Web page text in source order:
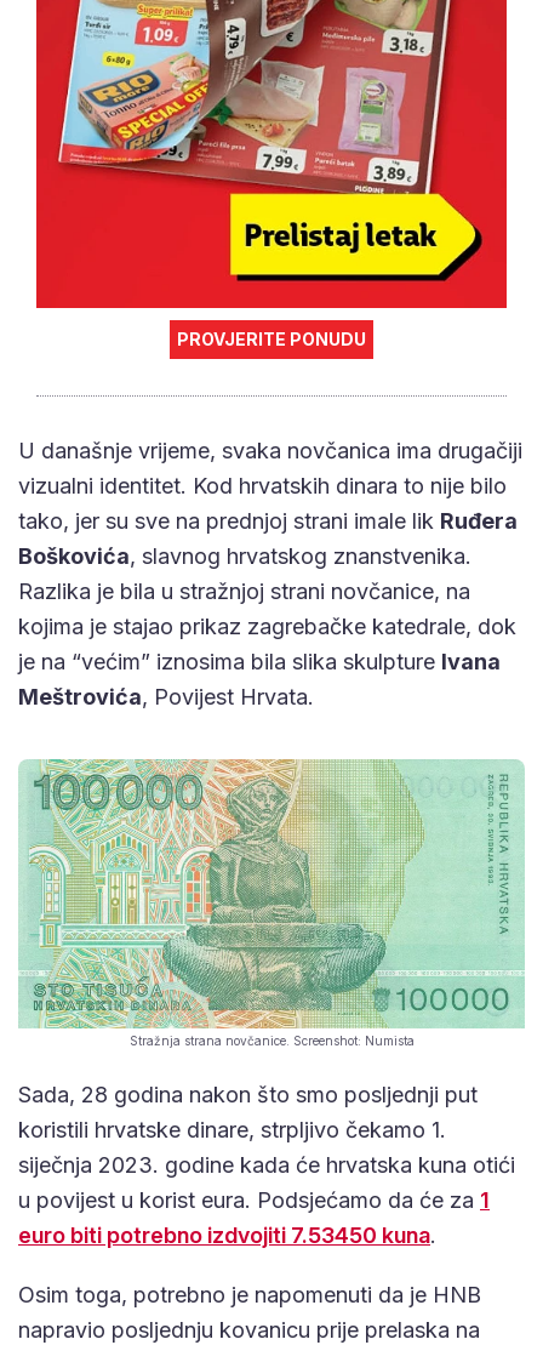
PROVJERITE PONUDU
U današnje vrijeme, svaka novčanica ima drugačiji
vizualni identitet. Kod hrvatskih dinara to nije bilo
tako, jer su sve na prednjoj strani imale lik Ruđera
Boškovića, slavnog hrvatskog znanstvenika.
Razlika je bila u stražnjoj strani novčanice, na
kojima je stajao prikaz zagrebačke katedrale, dok
je na “većim” iznosima bila slika skulpture Ivana
Meštrovića, Povijest Hrvata.
Stražnja strana novčanice. Screenshot: Numista
Sada, 28 godina nakon što smo posljednji put
koristili hrvatske dinare, strpljivo čekamo 1.
siječnja 2023. godine kada će hrvatska kuna otići
u povijest u korist eura. Podsjećamo da će za 1
euro biti potrebno izdvojiti 7.53450 kuna.
Osim toga, potrebno je napomenuti da je HNB
napravio posljednju kovanicu prije prelaska na